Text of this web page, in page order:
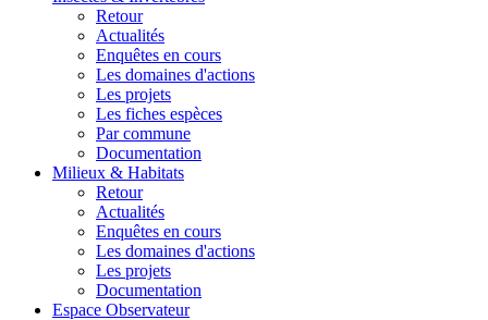
Retour
Actualités
Enquêtes en cours
Les domaines d'actions
Les projets
Les fiches espèces
Par commune
Documentation
Milieux & Habitats
Retour
Actualités
Enquêtes en cours
Les domaines d'actions
Les projets
Documentation
Espace Observateur